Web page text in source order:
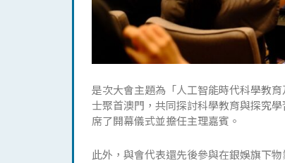
是次大會主題為「人工智能時代科學教
士聚首澳門，共同探討科學教育與探究
席了開幕儀式並擔任主理嘉賓。
此外，與會代表還先後參與在銀娛旗下